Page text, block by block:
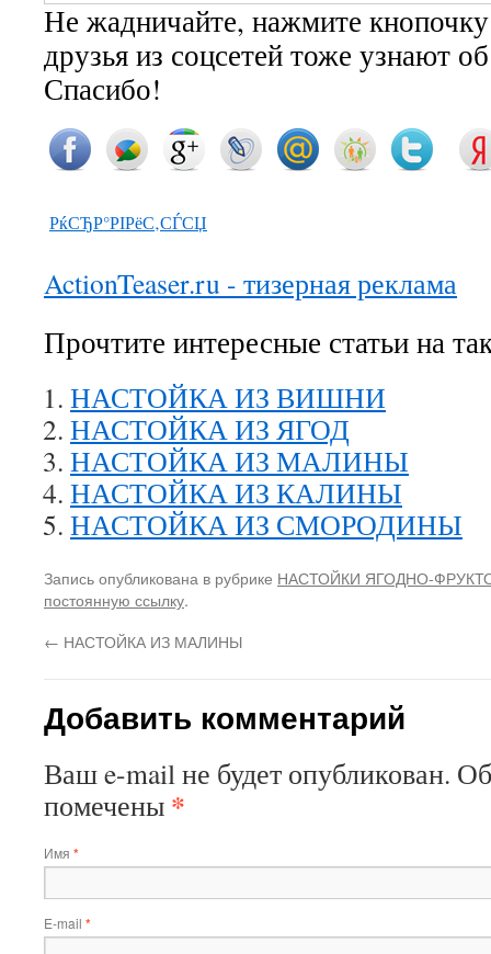
Не жадничайте, нажмите
друзья из соцсетей тоже узнают
Спасибо!
РќСЂР°РІРёС‚СЃСЏ
ActionTeaser.ru - тизерная реклама
Прочтите интересные статьи на
НАСТОЙКА ИЗ ВИШНИ
НАСТОЙКА ИЗ ЯГОД
НАСТОЙКА ИЗ МАЛИНЫ
НАСТОЙКА ИЗ КАЛИНЫ
НАСТОЙКА ИЗ СМОРОДИНЫ
Запись опубликована в рубрике НАСТОЙКИ ЯГОДНО-
постоянную ссылку.
← НАСТОЙКА ИЗ МАЛИНЫ
Добавить комментарий
Ваш e-mail не будет опубликован.
помечены *
Имя *
E-mail *